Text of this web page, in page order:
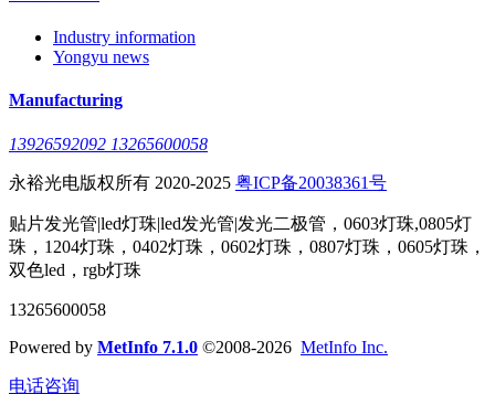
Industry information
Yongyu news
Manufacturing
13926592092 13265600058
永裕光电版权所有 2020-2025 粤ICP备20038361号
贴片发光管|led灯珠|led发光管|发光二极管，0603灯珠,0805灯
珠，1204灯珠，0402灯珠，0602灯珠，0807灯珠，0605灯珠，
双色led，rgb灯珠
13265600058
Powered by MetInfo 7.1.0 ©2008-2026 MetInfo Inc.
电话咨询